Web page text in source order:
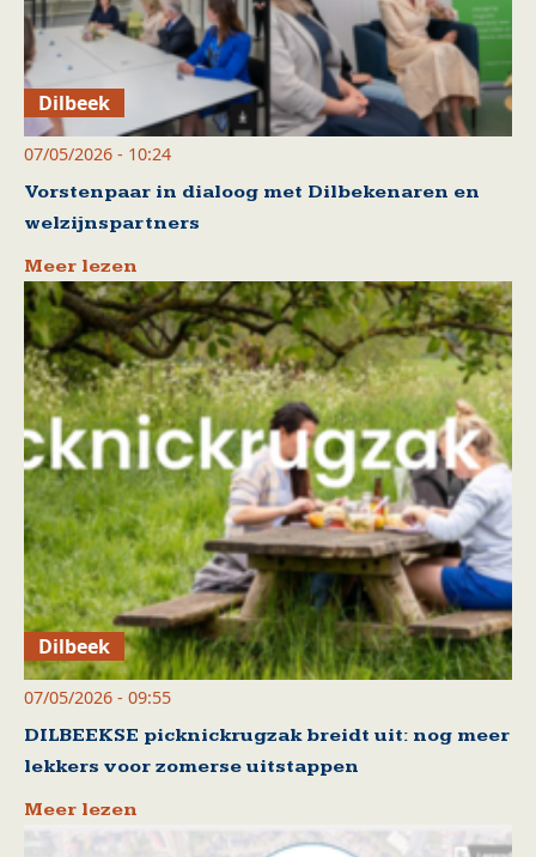
Dilbeek
07/05/2026 - 10:24
Vorstenpaar in dialoog met Dilbekenaren en
welzijnspartners
Meer lezen
Dilbeek
07/05/2026 - 09:55
DILBEEKSE picknickrugzak breidt uit: nog meer
lekkers voor zomerse uitstappen
Meer lezen